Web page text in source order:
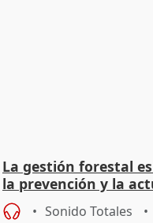
La gestión forestal
la prevención y la
Sonido Totales